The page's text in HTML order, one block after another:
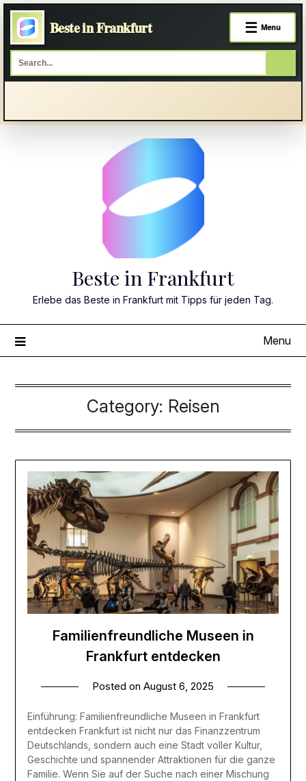
Beste in Frankfurt ☰ Menu
Beste in Frankfurt
Erlebe das Beste in Frankfurt mit Tipps für jeden Tag.
Menu
Category: Reisen
Familienfreundliche Museen in
Frankfurt entdecken
Posted on August 6, 2025
Einführung: Familienfreundliche Museen in Frankfurt
entdecken Frankfurt ist nicht nur das Finanzzentrum
Deutschlands, sondern auch eine Stadt voller Kultur,
Geschichte und spannender Attraktionen für die ganze
Familie. Wenn Sie auf der Suche nach einer Mischung